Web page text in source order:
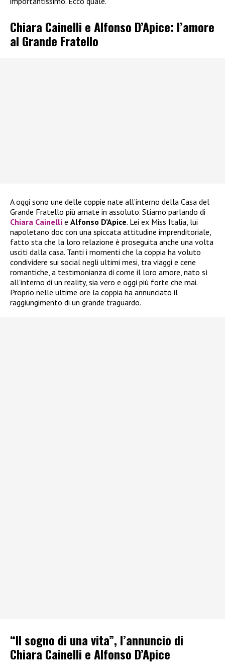
Chiara Cainelli e Alfonso D’Apice: l’amore
al Grande Fratello
A oggi sono une delle coppie nate all’interno della Casa del
Grande Fratello più amate in assoluto. Stiamo parlando di
Chiara Cainelli e Alfonso D’Apice. Lei ex Miss Italia, lui
napoletano doc con una spiccata attitudine imprenditoriale,
fatto sta che la loro relazione è proseguita anche una volta
usciti dalla casa. Tanti i momenti che la coppia ha voluto
condividere sui social negli ultimi mesi, tra viaggi e cene
romantiche, a testimonianza di come il loro amore, nato sì
all’interno di un reality, sia vero e oggi più forte che mai.
Proprio nelle ultime ore la coppia ha annunciato il
raggiungimento di un grande traguardo.
“Il sogno di una vita”, l’annuncio di
Chiara Cainelli e Alfonso D’Apice